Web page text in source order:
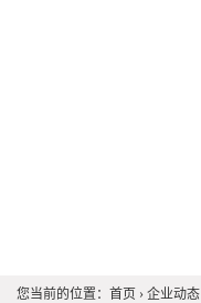
您当前的位置： 首页 › 企业动态